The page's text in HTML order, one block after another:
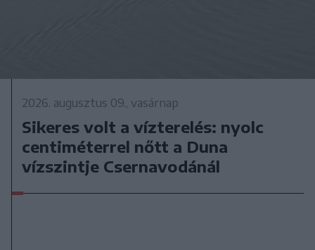
2026. augusztus 09., vasárnap
Sikeres volt a vízterelés: nyolc
centiméterrel nőtt a Duna
vízszintje Csernavodánál